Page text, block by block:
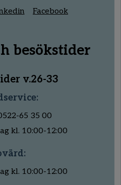
Facebook
besökstider
v.26-33
65 35 00
kl. 10:00-12:00
kl. 10:00-12:00